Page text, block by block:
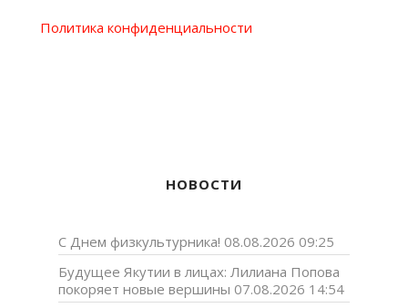
Политика конфиденциальности
НОВОСТИ
С Днем физкультурника! 08.08.2026 09:25
Будущее Якутии в лицах: Лилиана Попова
покоряет новые вершины 07.08.2026 14:54